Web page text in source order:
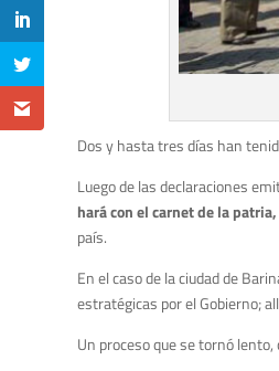
Dos y hasta tres días han
Luego de las declaraciones
hará con el carnet de la
país.
En el caso de la ciudad de
estratégicas por el Gobierno;
Un proceso que se tornó